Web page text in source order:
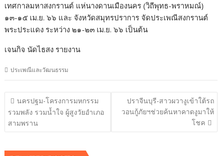
เทศกาลมหาสงกรานต์ แห่นางดานเมืองนคร (วิถีพุทธ-พราหมณ์)
๑๓-๑๕ เม.ย. ๖๖ และ จังหวัดสมุทรปราการ จัดประเพณีสงกรานต์
พระประแดง ระหว่าง ๒๑-๒๓ เม.ย. ๖๖ เป็นต้น
เจนกิจ นัดไธสง รายงาน
ประเพณีและวัฒนธรรม
แนะแนว
เรื่อง
นครปฐม-โครงการมหกรรม
รวมพลัง รวมน้ำใจ ผู้สูงวัยอำเภอ
สามพราน
ปราจีนบุรี-สาวผวางูเข้าใต้รถ
วอนกู้ภัยฯช่วยค้นหาคาดงูมาให้
โชค